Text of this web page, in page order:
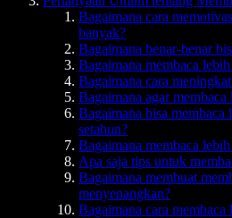
Bagaimana cara
banyak?
Bagaimana benar-benar
Bagaimana membaca
Bagaimana cara
Bagaimana agar
Bagaimana bisa
setahun?
Bagaimana membaca
Apa saja tips untuk
Bagaimana membuat
menyenangkan?
Bagaimana cara membaca